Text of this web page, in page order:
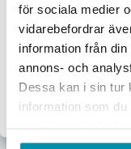
för sociala medier
vidarebefordrar
information från
annons- och
Dessa kan i sin tur
information som
13 861,25kr
Pris inkl. moms
Beställningsvara
Lägg i